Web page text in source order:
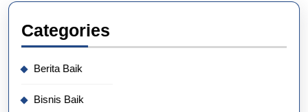
Categories
Berita Baik
Bisnis Baik